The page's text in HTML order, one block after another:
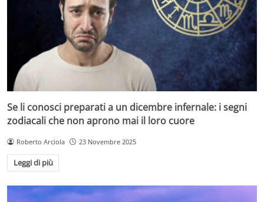
Se li conosci preparati a un dicembre infernale: i segni
zodiacali che non aprono mai il loro cuore
Roberto Arciola 23 Novembre 2025
Leggi di più